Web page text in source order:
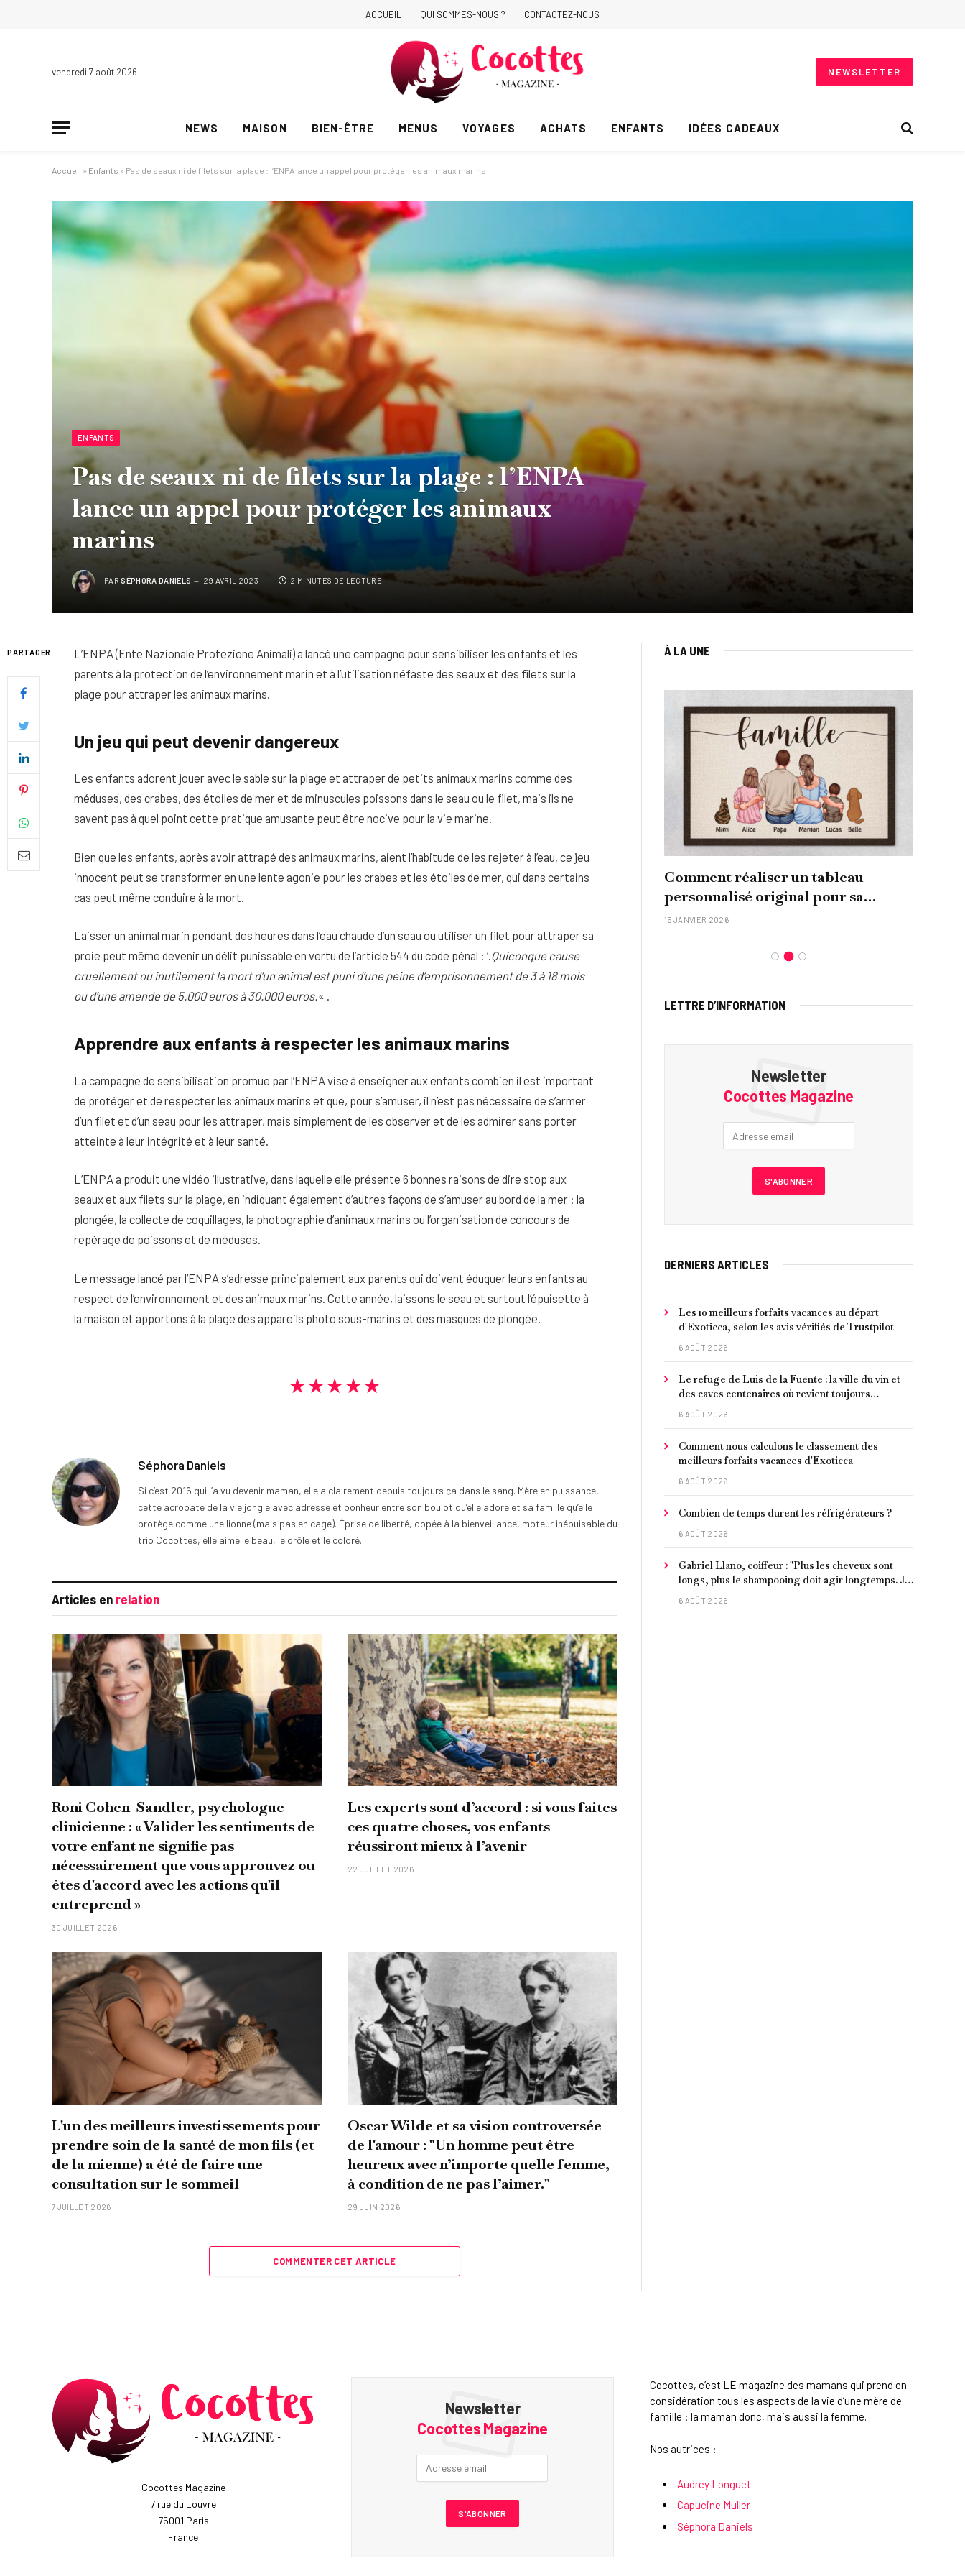
ACCUEIL QUI SOMMES-NOUS ? CONTACTEZ-NOUS
vendredi 7 août 2026 NEWSLETTER
NEWS MAISON BIEN-ÊTRE MENUS VOYAGES ACHATS ENFANTS IDÉES CADEAUX
Accueil » Enfants » Pas de seaux ni de filets sur la plage : l’ENPA lance un appel pour protéger les animaux marins
ENFANTS
Pas de seaux ni de filets sur la plage : l’ENPA
lance un appel pour protéger les animaux
marins
PAR SÉPHORA DANIELS 29 AVRIL 2023 2 MINUTES DE LECTURE
PARTAGER
L’ENPA (Ente Nazionale Protezione Animali) a lancé une campagne pour sensibiliser les enfants et les
parents à la protection de l’environnement marin et à l’utilisation néfaste des seaux et des filets sur la
plage pour attraper les animaux marins.
Un jeu qui peut devenir dangereux
Les enfants adorent jouer avec le sable sur la plage et attraper de petits animaux marins comme des
méduses, des crabes, des étoiles de mer et de minuscules poissons dans le seau ou le filet, mais ils ne
savent pas à quel point cette pratique amusante peut être nocive pour la vie marine.
Bien que les enfants, après avoir attrapé des animaux marins, aient l’habitude de les rejeter à l’eau, ce jeu
innocent peut se transformer en une lente agonie pour les crabes et les étoiles de mer, qui dans certains
cas peut même conduire à la mort.
Laisser un animal marin pendant des heures dans l’eau chaude d’un seau ou utiliser un filet pour attraper sa
proie peut même devenir un délit punissable en vertu de l’article 544 du code pénal : ‘.Quiconque cause
cruellement ou inutilement la mort d’un animal est puni d’une peine d’emprisonnement de 3 à 18 mois
ou d’une amende de 5.000 euros à 30.000 euros.« .
Apprendre aux enfants à respecter les animaux marins
La campagne de sensibilisation promue par l’ENPA vise à enseigner aux enfants combien il est important
de protéger et de respecter les animaux marins et que, pour s’amuser, il n’est pas nécessaire de s’armer
d’un filet et d’un seau pour les attraper, mais simplement de les observer et de les admirer sans porter
atteinte à leur intégrité et à leur santé.
L’ENPA a produit une vidéo illustrative, dans laquelle elle présente 6 bonnes raisons de dire stop aux
seaux et aux filets sur la plage, en indiquant également d’autres façons de s’amuser au bord de la mer : la
plongée, la collecte de coquillages, la photographie d’animaux marins ou l’organisation de concours de
repérage de poissons et de méduses.
Le message lancé par l’ENPA s’adresse principalement aux parents qui doivent éduquer leurs enfants au
respect de l’environnement et des animaux marins. Cette année, laissons le seau et surtout l’épuisette à
la maison et apportons à la plage des appareils photo sous-marins et des masques de plongée.
★★★★★
Séphora Daniels
Si c’est 2016 qui l’a vu devenir maman, elle a clairement depuis toujours ça dans le sang. Mère en puissance,
cette acrobate de la vie jongle avec adresse et bonheur entre son boulot qu’elle adore et sa famille qu’elle
protège comme une lionne (mais pas en cage). Éprise de liberté, dopée à la bienveillance, moteur inépuisable du
trio Cocottes, elle aime le beau, le drôle et le coloré.
Articles en relation
Roni Cohen-Sandler, psychologue
clinicienne : « Valider les sentiments de
votre enfant ne signifie pas
nécessairement que vous approuvez ou
êtes d'accord avec les actions qu'il
entreprend »
30 JUILLET 2026
Les experts sont d’accord : si vous faites
ces quatre choses, vos enfants
réussiront mieux à l’avenir
22 JUILLET 2026
L'un des meilleurs investissements pour
prendre soin de la santé de mon fils (et
de la mienne) a été de faire une
consultation sur le sommeil
7 JUILLET 2026
Oscar Wilde et sa vision controversée
de l'amour : "Un homme peut être
heureux avec n’importe quelle femme,
à condition de ne pas l’aimer."
29 JUIN 2026
COMMENTER CET ARTICLE
À LA UNE
Quel soin adopter pour une peau
uniforme et lumineuse
Peau sèche et sensible : quels soins
Comment réaliser un tableau
personnalisé original pour sa
famille ?
15 JANVIER 2026
LETTRE D’INFORMATION
Newsletter
Cocottes Magazine
DERNIERS ARTICLES
Les 10 meilleurs forfaits vacances au départ
d'Exoticca, selon les avis vérifiés de Trustpilot
6 AOÛT 2026
Le refuge de Luis de la Fuente : la ville du vin et
des caves centenaires où revient toujours
l'entraîneur espagnol
6 AOÛT 2026
Comment nous calculons le classement des
meilleurs forfaits vacances d'Exoticca
6 AOÛT 2026
Combien de temps durent les réfrigérateurs ?
6 AOÛT 2026
Gabriel Llano, coiffeur : "Plus les cheveux sont
longs, plus le shampooing doit agir longtemps. Je
conseille de le laisser entre 1 et 3 minutes."
6 AOÛT 2026
Cocottes Magazine
7 rue du Louvre
75001 Paris
France
Newsletter
Cocottes Magazine
Cocottes, c’est LE magazine des mamans qui prend en
considération tous les aspects de la vie d’une mère de
famille : la maman donc, mais aussi la femme.
Nos autrices :
Audrey Longuet
Capucine Muller
Séphora Daniels